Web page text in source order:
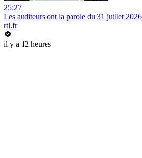
25:27
Les auditeurs ont la parole du 31 juillet 2026
rtl.fr
il y a 12 heures